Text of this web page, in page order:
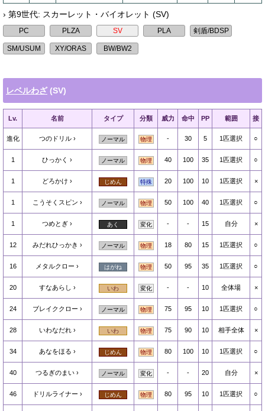
› 第9世代: スカーレット・バイオレット (SV)
レベルわざ (SV)
Lv. 名前 タイプ 分類 威力 命中 PP 範囲 接
進化 つのドリル ノーマル 物理 - 30 5 1匹選択 ○
1 ひっかく ノーマル 物理 40 100 35 1匹選択 ○
1 どろかけ じめん 特殊 20 100 10 1匹選択 ×
1 こうそくスピン ノーマル 物理 50 100 40 1匹選択 ○
1 つめとぎ あく 変化 - - 15 自分 ×
12 みだれひっかき ノーマル 物理 18 80 15 1匹選択 ○
16 メタルクロー はがね 物理 50 95 35 1匹選択 ○
20 すなあらし いわ 変化 - - 10 全体場 ×
24 ブレイククロー ノーマル 物理 75 95 10 1匹選択 ○
28 いわなだれ いわ 物理 75 90 10 相手全体 ×
34 あなをほる じめん 物理 80 100 10 1匹選択 ○
40 つるぎのまい ノーマル 変化 - - 20 自分 ×
46 ドリルライナー じめん 物理 80 95 10 1匹選択 ○